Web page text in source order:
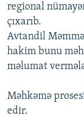
FOTOQALEREYA
İNFOQRAFIKA
KARIKATURA
OXU ZALI
AZƏRBAYCAN
İSLAM VƏ
HAQQIMIZDA
MISSIYAMIZ
PEŞƏ ETIKASI VƏ
AZADLIQRADIOSU
BIZI IZLƏ
RFE/RL-in
regional
çıxarıb.
Avtandil
hakim bunu
məlumat
Məhkəmə
edir.